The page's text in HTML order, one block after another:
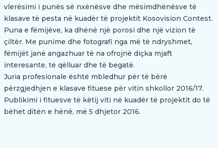
vlerësimi i punës së nxënësve dhe mësimdhënësve të
klasave të pesta në kuadër të projektit Kosovision Contest.
Puna e fëmijëve, ka dhënë një porosi dhe një vizion të
çiltër. Me punime dhe fotografi nga më të ndryshmet,
fëmijët janë angazhuar të na ofrojnë diçka mjaft
interesante, të qëlluar dhe të begatë.
Juria profesionale është mbledhur për të bërë
përzgjedhjen e klasave fituese për vitin shkollor 2016/17.
Publikimi i fituesve të këtij viti në kuadër të projektit do të
bëhet ditën e hënë, më 5 dhjetor 2016.